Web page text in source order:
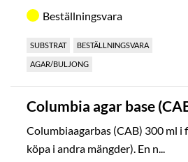
Beställningsvara
SUBSTRAT BESTÄLLNINGSVARA
AGAR/BULJONG
Columbia agar base
Columbiaagarbas (CAB) 300 ml i
köpa i andra mängder). En n...